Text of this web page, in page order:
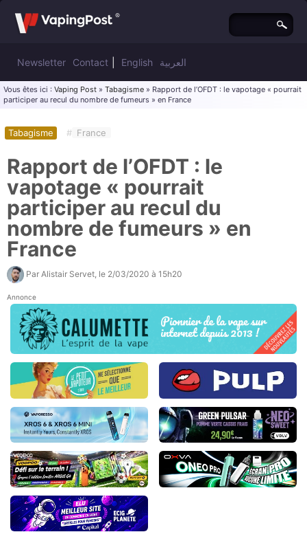
Newsletter Contact English العربية
Vous êtes ici : Vaping Post » Tabagisme » Rapport de l’OFDT : le vapotage « pourrait
participer au recul du nombre de fumeurs » en France
Tabagisme # France
Rapport de l’OFDT : le
vapotage « pourrait
participer au recul du
nombre de fumeurs » en
France
Par Alistair Servet , le 2/03/2020 à 15h20
Annonce